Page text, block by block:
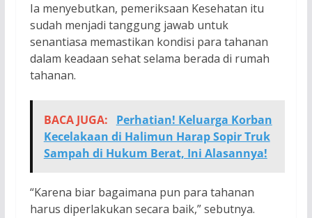
Ia menyebutkan, pemeriksaan Kesehatan itu
sudah menjadi tanggung jawab untuk
senantiasa memastikan kondisi para tahanan
dalam keadaan sehat selama berada di rumah
tahanan.
BACA JUGA:
Perhatian! Keluarga Korban
Kecelakaan di Halimun Harap Sopir Truk
Sampah di Hukum Berat, Ini Alasannya!
“Karena biar bagaimana pun para tahanan
harus diperlakukan secara baik,” sebutnya.